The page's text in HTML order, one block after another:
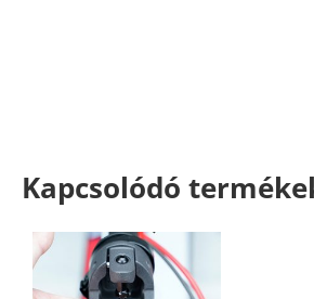
Kapcsolódó